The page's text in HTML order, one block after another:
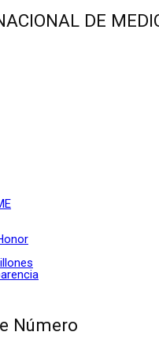
DE
Número